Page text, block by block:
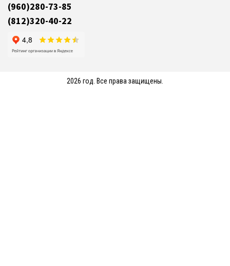
(960)280-73-85
(812)320-40-22
2026 год. Все права защищены.